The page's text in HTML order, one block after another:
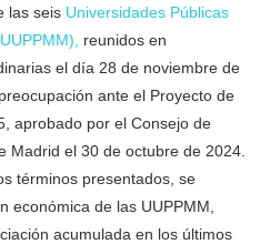
las seis Universidades Públicas
reunidos en
el día 28 de noviembre de
ante el Proyecto de
aprobado por el Consejo de
Madrid el 30 de octubre de 2024.
términos presentados, se
económica de las UUPPMM,
acumulada en los últimos